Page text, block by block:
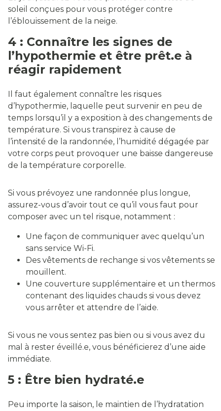
soleil conçues pour vous protéger contre
l’éblouissement de la neige.
4 : Connaître les signes de
l’hypothermie et être prêt.e à
réagir rapidement
Il faut également connaître les risques
d’hypothermie, laquelle peut survenir en peu de
temps lorsqu’il y a exposition à des changements de
température. Si vous transpirez à cause de
l’intensité de la randonnée, l’humidité dégagée par
votre corps peut provoquer une baisse dangereuse
de la température corporelle.
Si vous prévoyez une randonnée plus longue,
assurez-vous d’avoir tout ce qu’il vous faut pour
composer avec un tel risque, notamment :
Une façon de communiquer avec quelqu’un
sans service Wi-Fi.
Des vêtements de rechange si vos vêtements se
mouillent.
Une couverture supplémentaire et un thermos
contenant des liquides chauds si vous devez
vous arrêter et attendre de l’aide.
Si vous ne vous sentez pas bien ou si vous avez du
mal à rester éveillé.e, vous bénéficierez d’une aide
immédiate.
5 : Être bien hydraté.e
Peu importe la saison, le maintien de l’hydratation